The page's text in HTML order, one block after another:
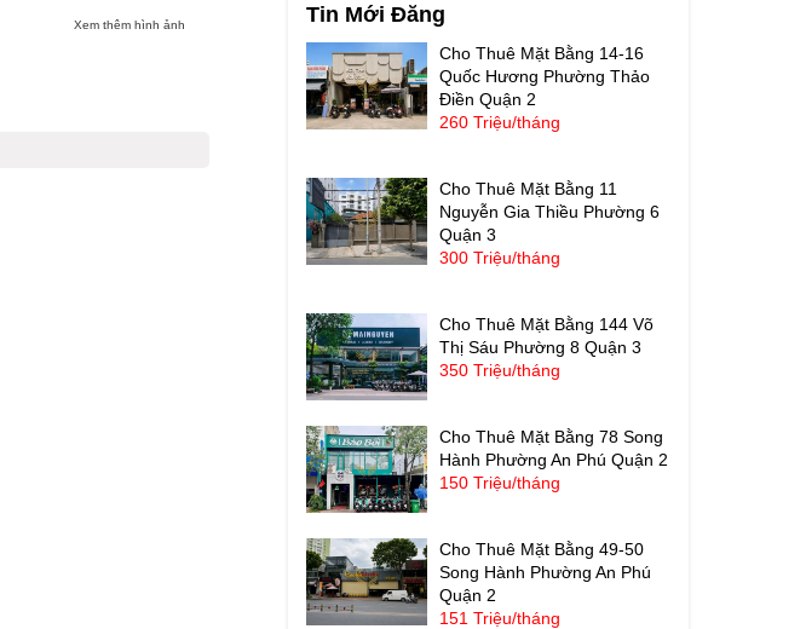
Xem thêm hình ảnh Tin Mới Đăng
Cho Thuê Mặt Bằng 14-16
Quốc Hương Phường Thảo
Điền Quận 2
260 Triệu/tháng
Cho Thuê Mặt Bằng 11
Nguyễn Gia Thiều Phường 6
Quận 3
300 Triệu/tháng
Cho Thuê Mặt Bằng 144 Võ
Thị Sáu Phường 8 Quận 3
350 Triệu/tháng
Cho Thuê Mặt Bằng 78 Song
Hành Phường An Phú Quận 2
150 Triệu/tháng
Cho Thuê Mặt Bằng 49-50
Song Hành Phường An Phú
Quận 2
151 Triệu/tháng